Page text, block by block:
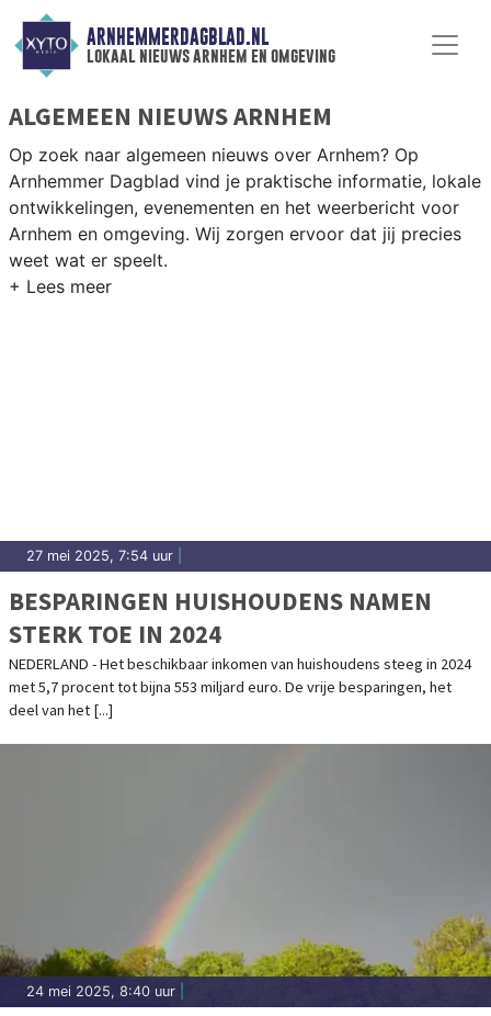
ARNHEMMERDAGBLAD.NL
lokaal nieuws arnhem en omgeving
ALGEMEEN NIEUWS ARNHEM
Op zoek naar algemeen nieuws over Arnhem? Op
Arnhemmer Dagblad vind je praktische informatie, lokale
ontwikkelingen, evenementen en het weerbericht voor
Arnhem en omgeving. Wij zorgen ervoor dat jij precies
weet wat er speelt.
27 mei 2025, 7:54 uur
BESPARINGEN HUISHOUDENS NAMEN
STERK TOE IN 2024
NEDERLAND - Het beschikbaar inkomen van huishoudens steeg in 2024
met 5,7 procent tot bijna 553 miljard euro. De vrije besparingen, het
deel van het [...]
24 mei 2025, 8:40 uur